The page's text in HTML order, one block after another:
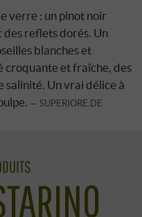
verre : un pinot noir
des reflets dorés. Un
blanches et
croquante et fraîche, des
salinité. Un vrai délice à
SUPERIORE.DE